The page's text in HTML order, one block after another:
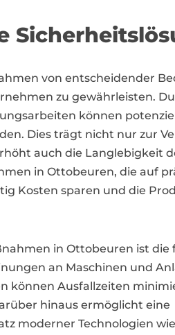
von entscheidender
zu gewährleisten.
können
Dies trägt nicht nur zur
auch die Langlebigkeit
in Ottobeuren, die auf
Kosten sparen und die
in Ottobeuren ist die
an Maschinen und
können Ausfallzeiten
hinaus ermöglicht eine
moderner Technologien